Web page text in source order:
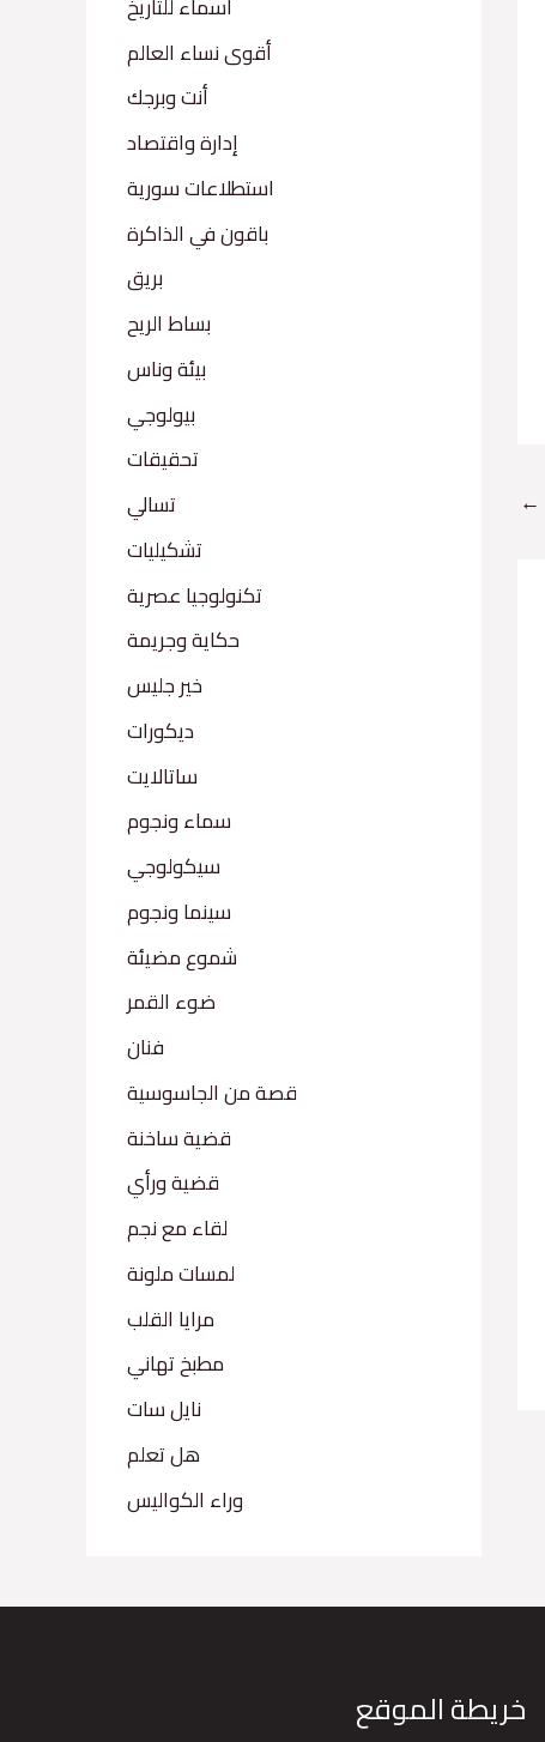
أقوى نساء العالم
أنت وبرجك
إدارة واقتصاد
استطلاعات سورية
باقون في الذاكرة
بريق
بساط الريح
بيئة وناس
بيولوجي
تحقيقات
تسالي
تشكيليات
تكنولوجيا عصرية
حكاية وجريمة
خير جليس
ديكورات
ساتالايت
سماء ونجوم
سيكولوجي
سينما ونجوم
شموع مضيئة
ضوء القمر
فنان
قصة من الجاسوسية
قضية ساخنة
قضية ورأي
لقاء مع نجم
لمسات ملونة
مرايا القلب
مطبخ تهاني
نايل سات
هل تعلم
وراء الكواليس
←
خريطة الموقع